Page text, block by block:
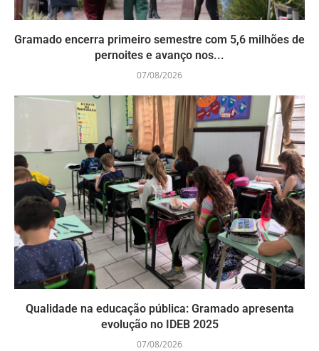
Gramado encerra primeiro semestre com 5,6 milhões de
pernoites e avanço nos...
07/08/2026
Qualidade na educação pública: Gramado apresenta
evolução no IDEB 2025
07/08/2026